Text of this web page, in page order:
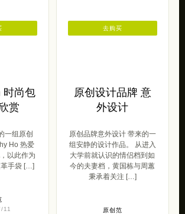
时尚包
赏
一组原创
Ho 热爱
以此作为
革手袋 […]
11
原创设计品牌 意
外设计
原创品牌意外设计 带来的一
组安静的设计作品。 从进入
大学前就认识的情侣档到如
今的夫妻档，黄国栋与周蕙
秉承着关注 […]
原创范
去购买